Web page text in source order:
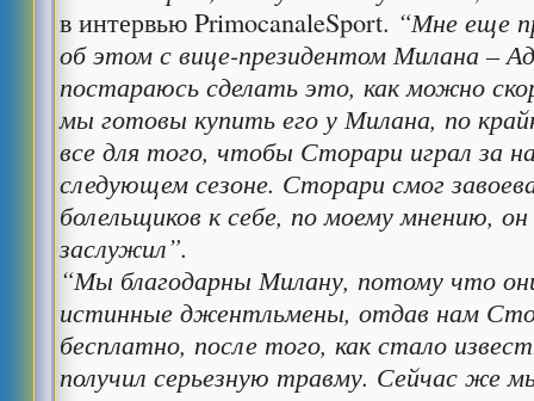
в интервью PrimocanaleSport. “Мне еще
об этом с вице-президентом Милана –
постараюсь сделать это, как можно
мы готовы купить его у Милана, по
все для того, чтобы Сторари играл за
следующем сезоне. Сторари смог
болельщиков к себе, по моему мнению,
заслужил”.
“Мы благодарны Милану, потому что
истинные джентльмены, отдав нам
бесплатно, после того, как стало
получил серьезную травму. Сейчас же